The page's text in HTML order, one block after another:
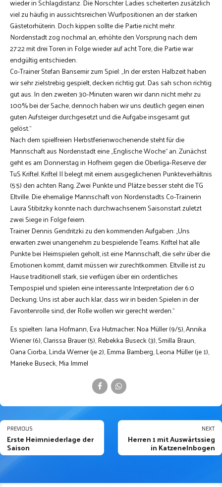
wieder in Schlagdistanz. Die Norschter Ladies scheiterten zusätzlich
viel zu häufig in aussichtsreichen Wurfpositionen an der starken
Gästetorhüterin. Doch kippen sollte die Partie nicht mehr.
Nordenstadt zog nochmal an, erhöhte den Vorsprung nach dem
27:22 mit drei Toren in Folge wieder auf acht Tore, die Partie war
endgültig entschieden.
Co-Trainer Stefan Bansemir zum Spiel: „In der ersten Halbzeit haben
wir sehr zielstrebig gespielt, decken richtig gut. Das sah schon richtig
gut aus. In den zweiten 30-Minuten waren wir dann nicht mehr zu
100% bei der Sache, dennoch haben wir uns deutlich gegen einen
guten Aufsteiger durchgesetzt und die Aufgabe insgesamt gut
gelöst.“
Nach dem spielfreien Herbstferienwochenende steht für die
Mannschaft aus Nordenstadt eine „Englische Woche“ an. Zunächst
geht es am Donnerstag in Hofheim gegen die Oberliga-Reserve der
TuS Kriftel. Kriftel II belegt mit einem ausgeglichenen Punkteverhältnis
(5:5) den achten Rang. Zwei Punkte und Plätze besser steht die TG
Eltville. Die ehemalige Mannschaft von Nordenstadts Co-Trainerin
Laura Stibitzky konnte nach durchwachsenem Saisonstart zuletzt
zwei Siege in Folge feiern.
Trainer Dennis Gendritzki zu den kommenden Aufgaben: „Uns
erwarten zwei unangenehm zu bespielende Teams. Kriftel hat alle
Punkte bei Heimspielen geholt, ist eine Mannschaft, die sehr über die
Emotionen kommt, damit müssen wir zurechtkommen. Eltville ist zu
Hause traditionell stark, sie verfügen über ein ordentliches
Tempospiel und spielen eine interessante Interpretation der 6:0
Deckung. Uns ist aber auch klar, dass wir in beiden Spielen in der
Favoritenrolle sind, der Rolle wollen wir gerecht werden.“
Es spielten: Jana Hofmann, Eva Hutmacher; Noa Müller (9/5), Annika
Wiener (6), Clarissa Brauer (5), Rebekka Buseck (3), Smilla Braun,
Oana Ciorba, Linda Werner (je 2), Emma Bamberg, Leona Müller (je 1),
Marieke Buseck, Mia Immel
PREVIOUS
Erste Heimniederlage der
Saison
NEXT
Herren 1 mit Auswärtssieg
in Katzenelnbogen